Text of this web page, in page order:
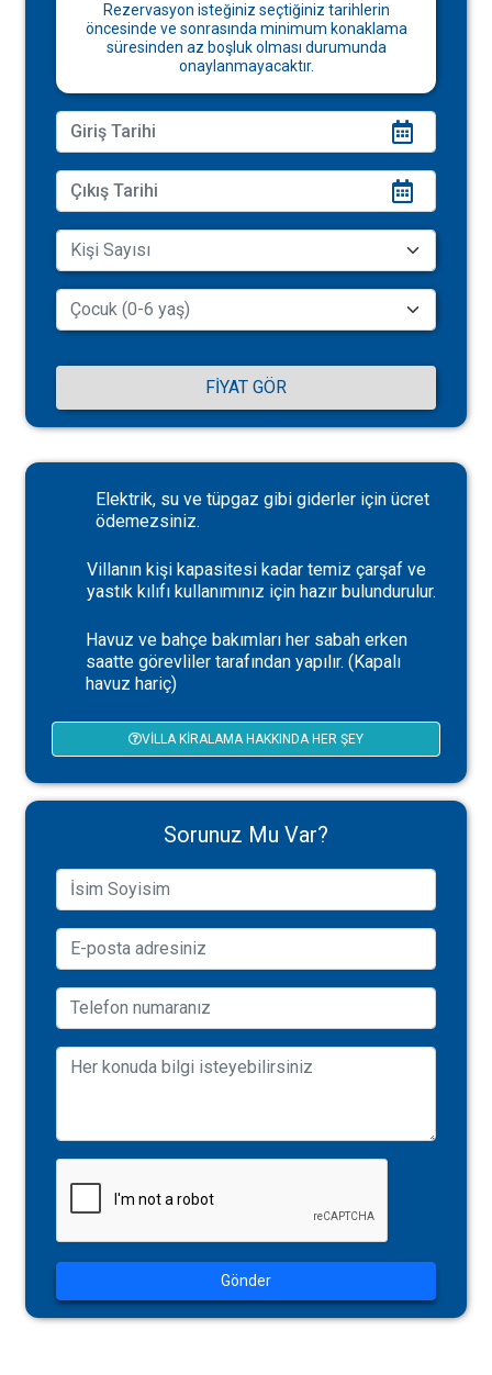
Rezervasyon isteğiniz seçtiğiniz tarihlerin
öncesinde ve sonrasında minimum konaklama
süresinden az boşluk olması durumunda
onaylanmayacaktır.
FIYAT GÖR
Elektrik, su ve tüpgaz gibi giderler için ücret
ödemezsiniz.
Villanın kişi kapasitesi kadar temiz çarşaf ve
yastık kılıfı kullanımınız için hazır bulundurulur.
Havuz ve bahçe bakımları her sabah erken
saatte görevliler tarafından yapılır. (Kapalı
havuz hariç)
VILLA KIRALAMA HAKKINDA HER ŞEY
Sorunuz Mu Var?
Gönder